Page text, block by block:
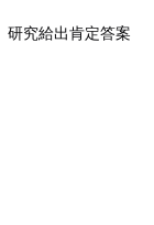
究給出肯定答案